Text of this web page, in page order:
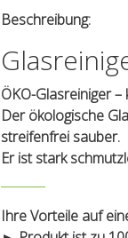
Beschreibung:
ÖKO-Glasreiniger
Der ökologische
streifenfrei sauber.
Er ist stark
Ihre Vorteile auf